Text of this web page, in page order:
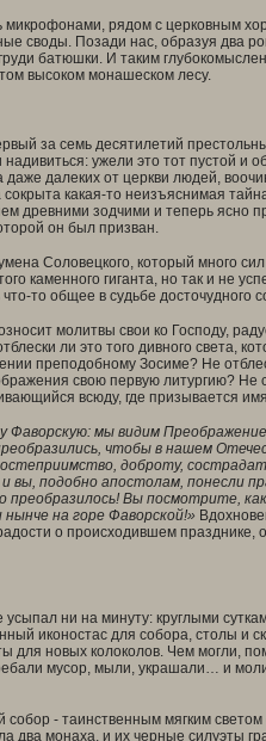
рядом с церковным
своды. Позади нас, образуя два
батюшки. И таким
высоком монашеском лесу.
за семь десятилетий
ужели это тот пустой и
далеких от церкви людей,
какая-то неизъяснимая
древними зодчими и теперь ясно
он был призван.
Соловецкого, который много
каменного гиганта, но так и не
то общее в судьбе досточудного
молитвы свои ко Господу,
ли это того дивного света,
преподобному Зосиме? Не
свою первую литургию? Не
всюду, где призывается
Фаворскую: мы видим
чтобы в нашем
доброту,
вы, подобно апостолам, понесли
Вы посмотрите,
на горе Фаворской!»
о происходившем
ни на минуту: круглыми
иконостас для собора, столы и
для новых колоколов. Чем могли,
мусор, мыли, украшали… и
- таинственным мягким
два монаха, и их черные силуэты